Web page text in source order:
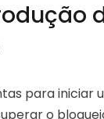
para iniciar
o